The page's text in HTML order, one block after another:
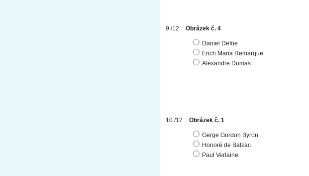
Obrázek č. 4
Daniel Defoe
Erich Maria Remarque
Alexandre Dumas
Obrázek č. 1
Gerge Gordon Byron
Honoré de Balzac
Paul Verlaine